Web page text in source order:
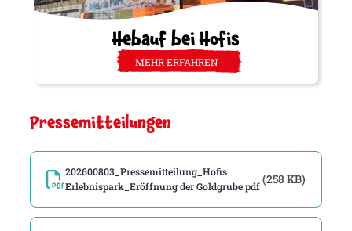
Hebauf bei Hofis
MEHR ERFAHREN
Pressemitteilungen
202600803_Pressemitteilung_Hofis
Erlebnispark_Eröffnung der Goldgrube.pdf(258 KB)